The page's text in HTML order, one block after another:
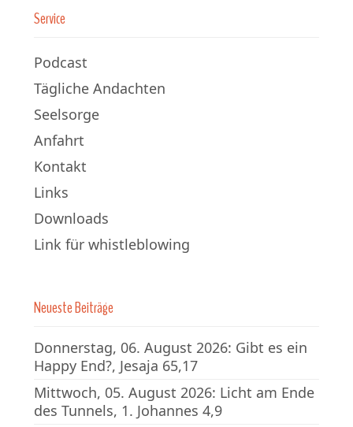
Service
Podcast
Tägliche Andachten
Seelsorge
Anfahrt
Kontakt
Links
Downloads
Link für whistleblowing
Neueste Beiträge
Donnerstag, 06. August 2026: Gibt es ein
Happy End?, Jesaja 65,17
Mittwoch, 05. August 2026: Licht am Ende
des Tunnels, 1. Johannes 4,9